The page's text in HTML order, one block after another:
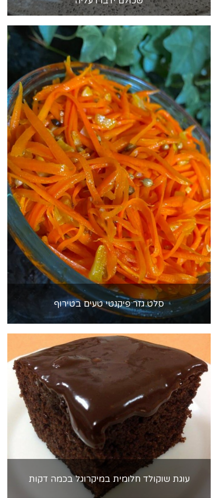
סלט גזר פיקנטי טעים בטירוף
עוגת שוקולד חלומית במיקרוגל בכמה דקות